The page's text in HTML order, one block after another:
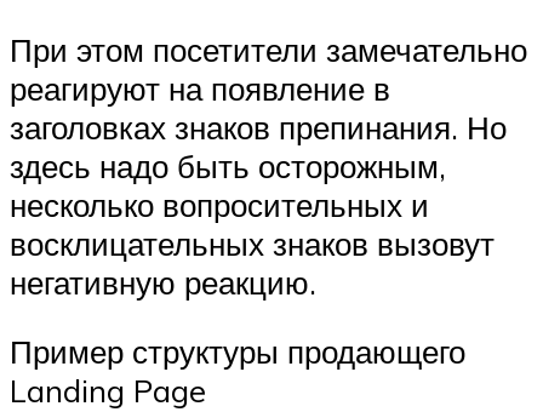
При этом посетители замечательно
реагируют на появление в
заголовках знаков препинания. Но
здесь надо быть осторожным,
несколько вопросительных и
восклицательных знаков вызовут
негативную реакцию.
Пример структуры продающего
Landing Page